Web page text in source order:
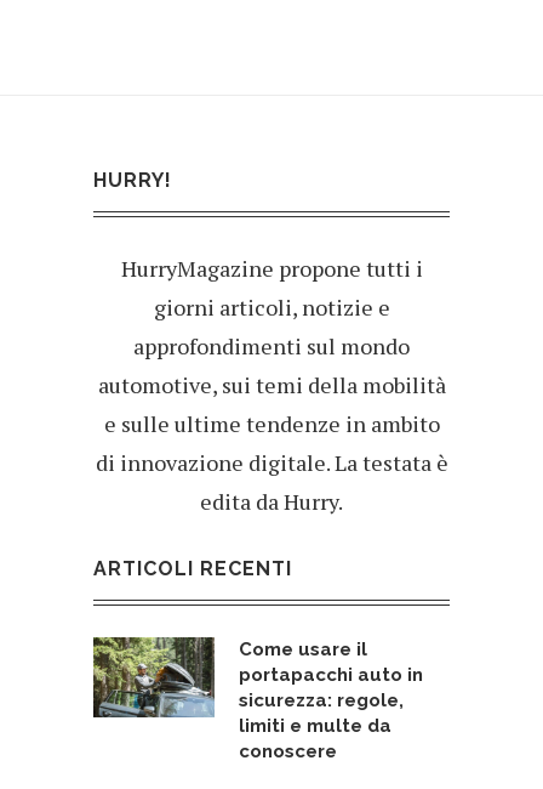
HURRY!
HurryMagazine propone tutti i
giorni articoli, notizie e
approfondimenti sul mondo
automotive, sui temi della mobilità
e sulle ultime tendenze in ambito
di innovazione digitale. La testata è
edita da Hurry.
ARTICOLI RECENTI
Come usare il
portapacchi auto in
sicurezza: regole,
limiti e multe da
conoscere